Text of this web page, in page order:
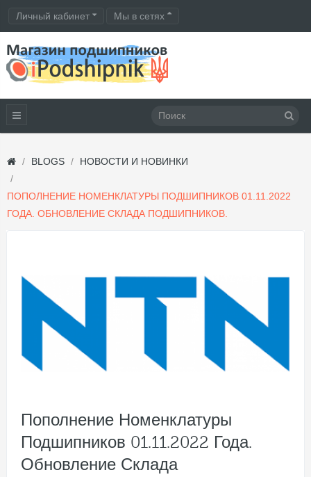
Личный кабинет Мы в сетях
BLOGS НОВОСТИ И НОВИНКИ
ПОПОЛНЕНИЕ НОМЕНКЛАТУРЫ ПОДШИПНИКОВ 01.11.2022
ГОДА. ОБНОВЛЕНИЕ СКЛАДА ПОДШИПНИКОВ.
Пополнение Номенклатуры
Подшипников 01.11.2022 Года.
Обновление Склада